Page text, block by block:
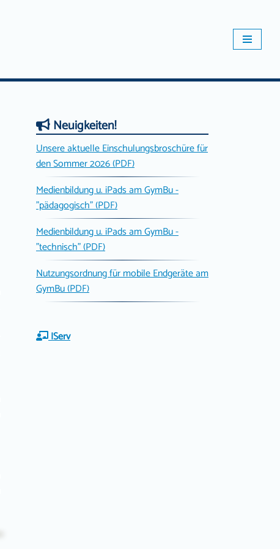
Neuigkeiten!
Unsere aktuelle Einschulungsbroschüre für
den Sommer 2026 (PDF)
Medienbildung u. iPads am GymBu -
"pädagogisch" (PDF)
Medienbildung u. iPads am GymBu -
"technisch" (PDF)
Nutzungsordnung für mobile Endgeräte am
GymBu (PDF)
IServ